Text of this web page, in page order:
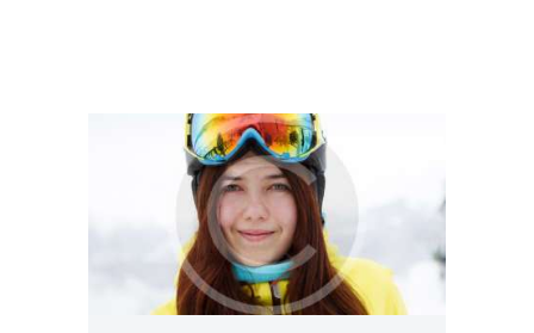
Schwimmschule
Kontakt / Anfahrt
Gästebuch
Partner